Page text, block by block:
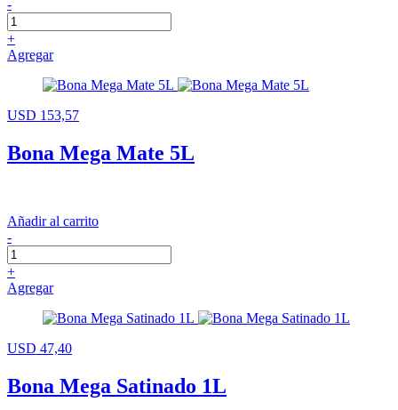
-
+
Agregar
USD 153,57
Bona Mega Mate 5L
Añadir al carrito
-
+
Agregar
USD 47,40
Bona Mega Satinado 1L